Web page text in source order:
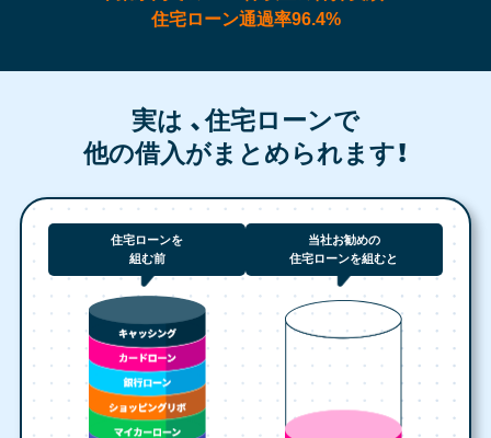
住宅ローン通過率96.4%
実は 、住宅ローンで
他の借入がまとめられます！
住宅ローンを
組む前
当社お勧めの
住宅ローンを組むと